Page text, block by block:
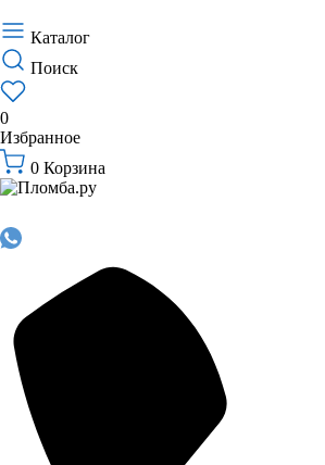
Каталог
Поиск
0
Избранное
0 Корзина